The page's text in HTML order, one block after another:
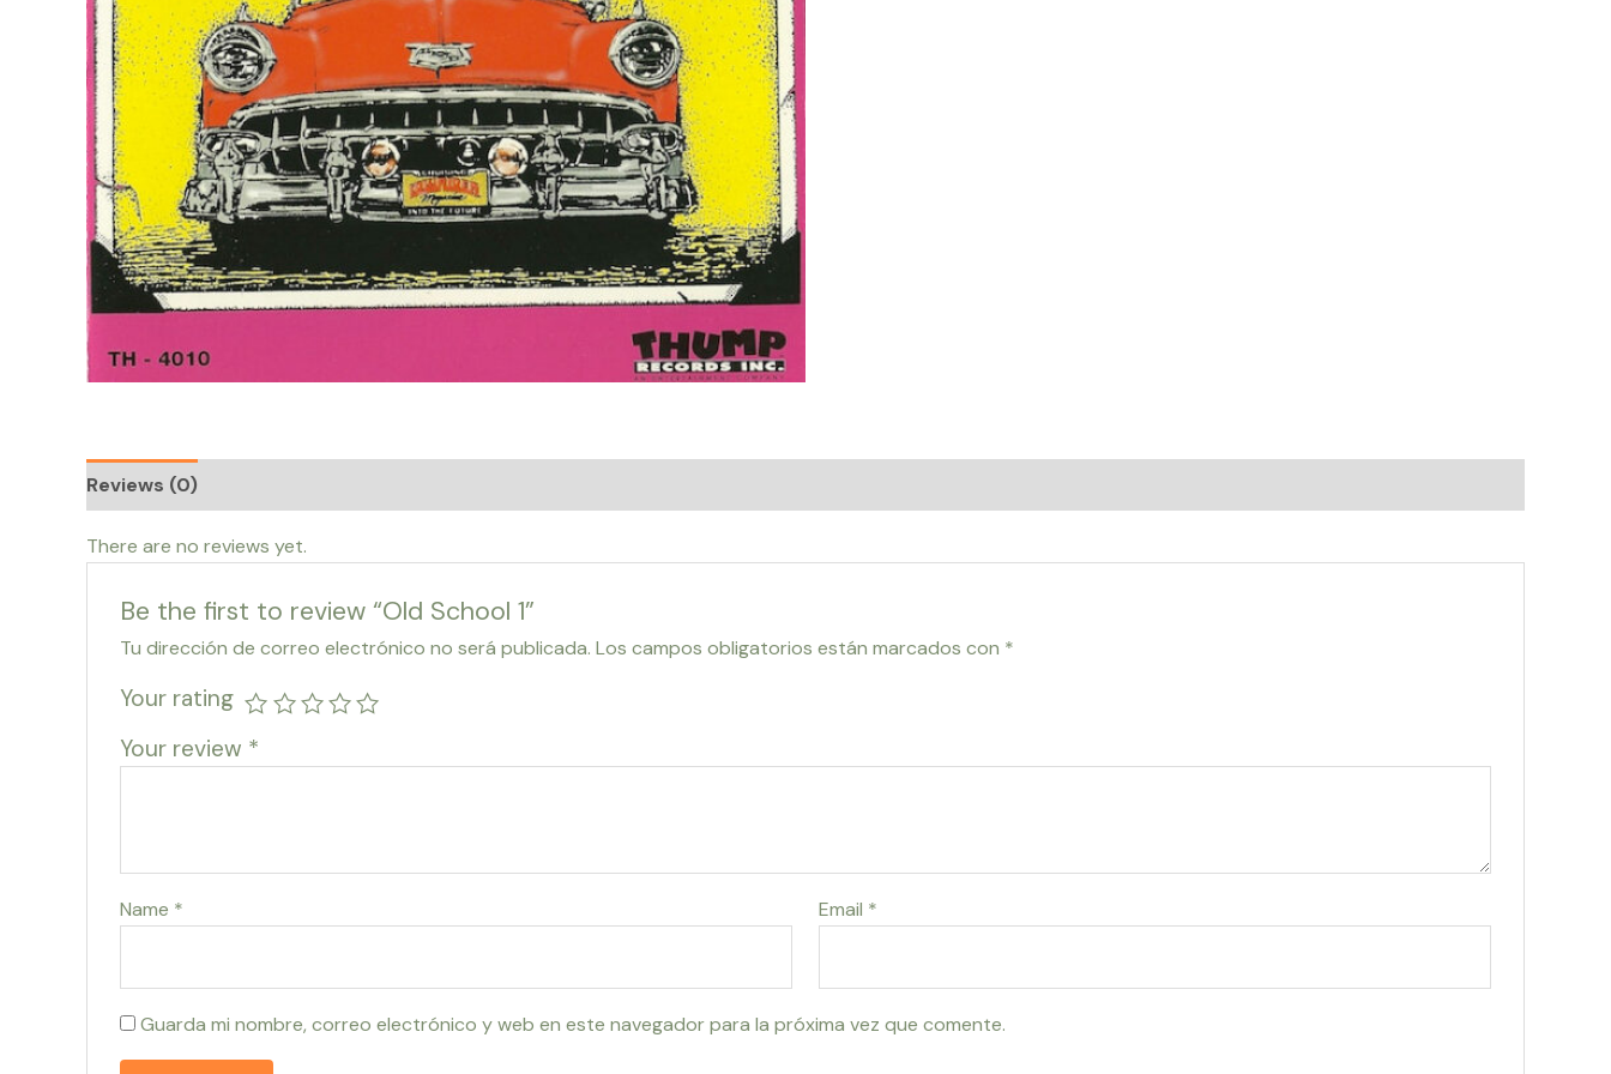
Reviews (0)
There are no reviews yet.
Be the first to review “Old School 1”
Tu dirección de correo electrónico no será publicada. Los campos obligatorios están marcados con *
Your rating
Your review *
Name * Email *
Guarda mi nombre, correo electrónico y web en este navegador para la próxima vez que comente.